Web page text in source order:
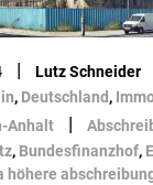
| Lutz Schneider
, Deutschland ,
Anhalt |
, Bundesfinanzhof,
höhere